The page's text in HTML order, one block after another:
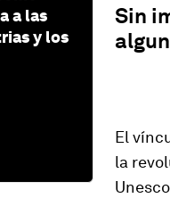
a las
y los
Sin
El
la